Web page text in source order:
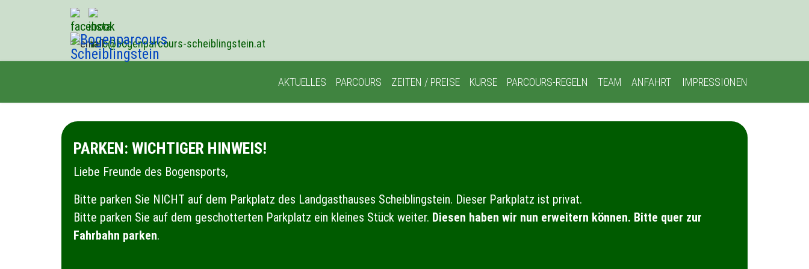
info@bogenparcours-scheiblingstein.at
AKTUELLES PARCOURS ZEITEN / PREISE KURSE PARCOURS-REGELN TEAM ANFAHRT IMPRESSIONEN
PARKEN: WICHTIGER HINWEIS!
Liebe Freunde des Bogensports,
Bitte parken Sie NICHT auf dem Parkplatz des Landgasthauses Scheiblingstein. Dieser Parkplatz ist privat.
Bitte parken Sie auf dem geschotterten Parkplatz ein kleines Stück weiter. Diesen haben wir nun erweitern können. Bitte quer zur
Fahrbahn parken.